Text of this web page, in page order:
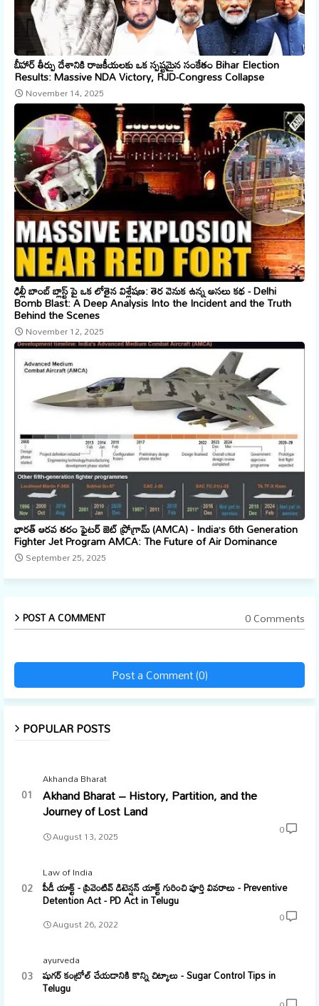
బీహార్ తీర్పు దేశానికి రాజకీయలకు ఒక స్పష్టమైన సంకేతం Bihar Election
Results: Massive NDA Victory, RJD-Congress Collapse
November 14, 2025
ఢిల్లీ బాంబ్ బ్లాస్ట్ పై ఒక లోతైన విశ్లేషణ: తెర వెనుక ఉన్న అసలు కథ - Delhi
Bomb Blast: A Deep Analysis Into the Incident and the Truth
Behind the Scenes
November 12, 2025
భారత్ ఆరవ తరం ఫైటర్ జెట్ ప్రోగ్రామ్ (AMCA) - India’s 6th Generation
Fighter Jet Program AMCA: The Future of Air Dominance
September 25, 2025
POST A COMMENT 0 Comments
Post a Comment (0)
POPULAR POSTS
Akhanda Bharat
Akhand Bharat – History, Partition, and the
Journey of Lost Land
August 13, 2025 0
Law of India
పీడీ యాక్ట్ - ప్రివెంటివ్ డిటెన్షన్ యాక్ట్ గురించి పూర్తి వివరాలు - Preventive
Detention Act - PD Act in Telugu
August 26, 2022 0
ayurveda
షుగర్ కంట్రోల్ చేయడానికి కొన్ని చిట్కాలు - Sugar Control Tips in
Telugu